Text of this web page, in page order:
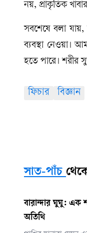
নয়, প্রাকৃতিক
সবশেষে বলা
ব্যবস্থা নেওয়া।
হতে পারে। শরীর
ফিচার বিজ্ঞান
সাত-পাঁচ
বারান্দার ঘুঘু: এক
অতিথি